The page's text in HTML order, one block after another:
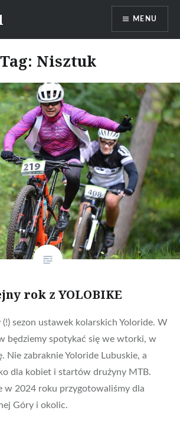
MENU
Tag: Nisztuk
rok z YOLOBIKE
(!) sezon ustawek kolarskich Yoloride. W
będziemy spotykać się we wtorki, w
Nie zabraknie Yoloride Lubuskie, a
dla kobiet i startów drużyny MTB.
w 2024 roku przygotowaliśmy dla
Góry i okolic.